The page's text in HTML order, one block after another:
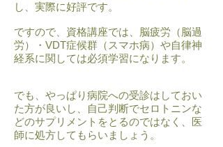
し、実際に好評です。
​ですので、資格講座では、脳疲労（脳過
労）・VDT症候群（スマホ病）や自律神
経系に関しては必須学習になります。
でも、やっぱり病院への受診はしておい
た方が良いし、自己判断でセロトニンな
どのサプリメントをとるのではなく、医
師に処方してもらいましょう。